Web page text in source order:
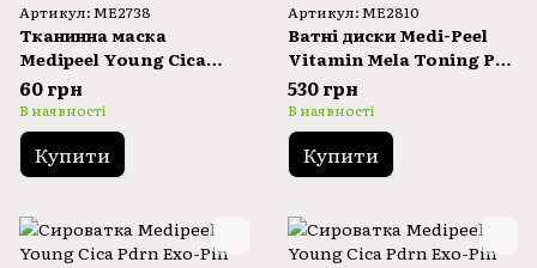
Артикул: ME2738
Тканинна маска
Medipeel Young Cica
Pdrn Trouble Soothing
Mask 25ml
60 грн
В наявності
Купити
Артикул: ME2810
Ватні диски Medi-Peel
Vitamin Mela Toning Pad
2x
530 грн
В наявності
Купити